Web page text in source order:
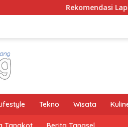
Rekomendasi Laptop
Tekno Wisata